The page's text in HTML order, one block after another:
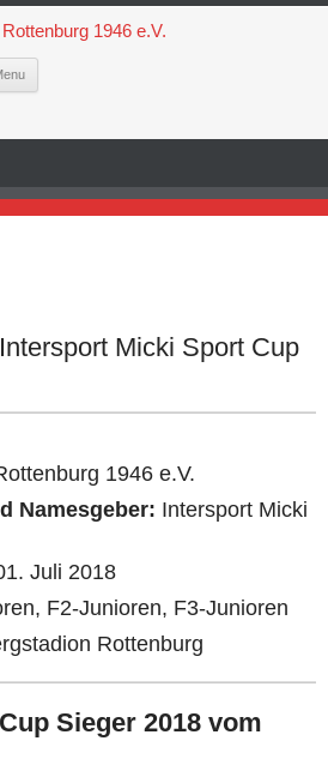
Micki Sport Cup
1946 e.V.
Namesgeber: Intersport Micki
Juli 2018
F2-Junioren, F3-Junioren
Rottenburg
Sieger 2018 vom